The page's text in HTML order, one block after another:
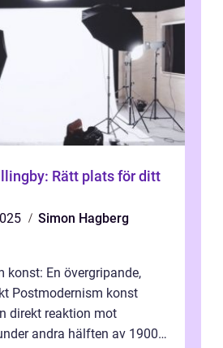
Rätt plats för ditt
Simon Hagberg
konst: En övergripande,
Postmodernism konst
direkt reaktion mot
andra hälften av 1900-